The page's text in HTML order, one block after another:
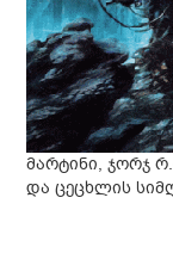
მარტინი, ჯორჯ
და ცეცხლის